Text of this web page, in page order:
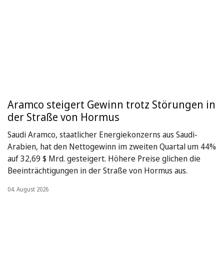
Aramco steigert Gewinn trotz Störungen in
der Straße von Hormus
Saudi Aramco, staatlicher Energiekonzerns aus Saudi-
Arabien, hat den Nettogewinn im zweiten Quartal um 44%
auf 32,69 $ Mrd. gesteigert. Höhere Preise glichen die
Beeinträchtigungen in der Straße von Hormus aus.
04. August 2026